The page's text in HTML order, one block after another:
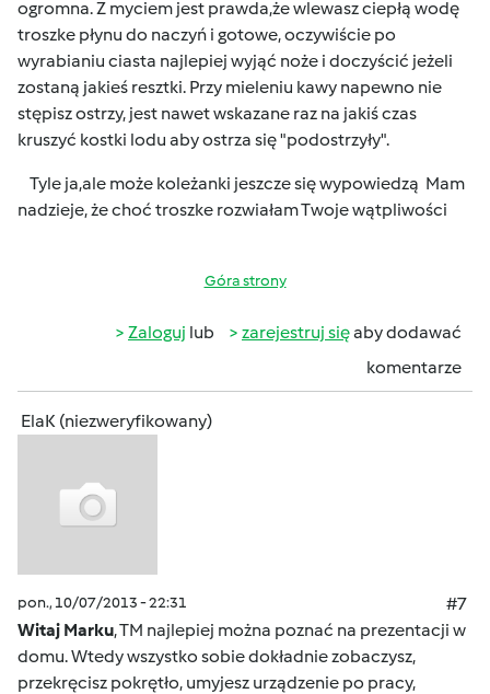
ogromna. Z myciem jest prawda,że wlewasz ciepłą wodę
troszke płynu do naczyń i gotowe, oczywiście po
wyrabianiu ciasta najlepiej wyjąć noże i doczyścić jeżeli
zostaną jakieś resztki. Przy mieleniu kawy napewno nie
stępisz ostrzy, jest nawet wskazane raz na jakiś czas
kruszyć kostki lodu aby ostrza się "podostrzyły".
Tyle ja,ale może koleżanki jeszcze się wypowiedzą Mam
nadzieje, że choć troszke rozwiałam Twoje wątpliwości
Góra strony
Zaloguj lub zarejestruj sięaby dodawać
komentarze
ElaK (niezweryfikowany)
pon., 10/07/2013 - 22:31
#7
Witaj Marku, TM najlepiej można poznać na prezentacji w
domu. Wtedy wszystko sobie dokładnie zobaczysz,
przekręcisz pokrętło, umyjesz urządzenie po pracy,